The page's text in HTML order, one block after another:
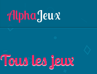
Tous les jeux